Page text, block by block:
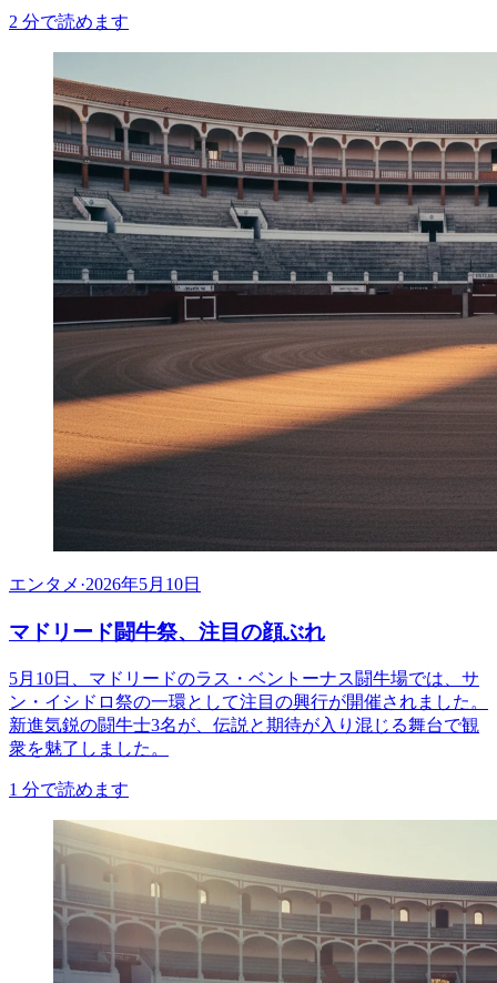
2 分で読めます
エンタメ ·2026年5月10日
マドリード闘牛祭、注目の顔ぶれ
5月10日、マドリードのラス・ベントーナス闘牛場では、サ
ン・イシドロ祭の一環として注目の興行が開催されました。
新進気鋭の闘牛士3名が、伝説と期待が入り混じる舞台で観
衆を魅了しました。
1 分で読めます